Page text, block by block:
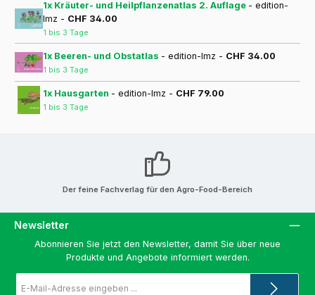
1x Kräuter- und Heilpflanzenatlas 2. Auflage - edition-
lmz - CHF 34.00
1 bis 3 Tage
1x Beeren- und Obstatlas - edition-lmz - CHF 34.00
1 bis 3 Tage
1x Hausgarten - edition-lmz - CHF 79.00
1 bis 3 Tage
Der feine Fachverlag für den Agro-Food-Bereich
Newsletter
Abonnieren Sie jetzt den Newsletter, damit Sie über neue
Produkte und Angebote informiert werden.
Mail-